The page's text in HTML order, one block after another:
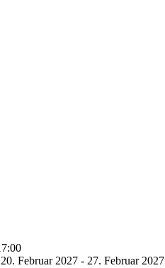
20. Februar 2027 - 27. Februar 2027